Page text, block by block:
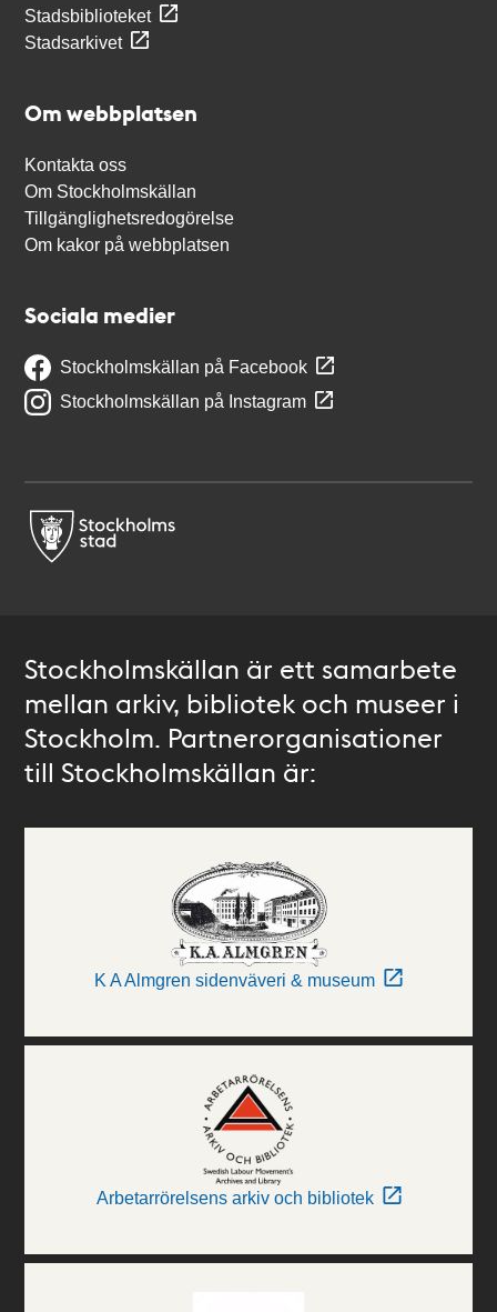
Stadsbiblioteket
Stadsarkivet
Om webbplatsen
Kontakta oss
Om Stockholmskällan
Tillgänglighetsredogörelse
Om kakor på webbplatsen
Sociala medier
Stockholmskällan på Facebook
Stockholmskällan på Instagram
Stockholmskällan är ett samarbete
mellan arkiv, bibliotek och museer i
Stockholm. Partnerorganisationer
till Stockholmskällan är:
K A Almgren sidenväveri & museum
Arbetarrörelsens arkiv och bibliotek